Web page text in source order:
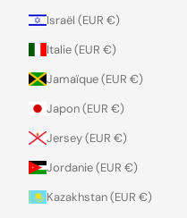
Israël (EUR €)
Italie (EUR €)
Jamaïque (EUR €)
Japon (EUR €)
Jersey (EUR €)
Jordanie (EUR €)
Kazakhstan (EUR €)